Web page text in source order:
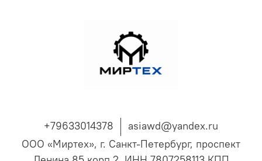
+79633014378
asiawd@yandex.ru
ООО «Миртех», г. Санкт-Петербург, проспект